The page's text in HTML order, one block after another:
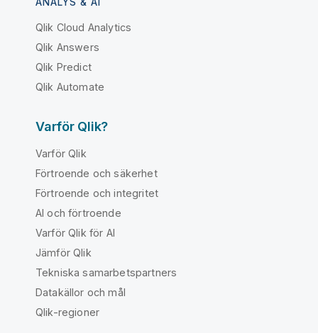
Qlik Cloud Analytics
Qlik Answers
Qlik Predict
Qlik Automate
Varför Qlik?
Varför Qlik
Förtroende och säkerhet
Förtroende och integritet
AI och förtroende
Varför Qlik för AI
Jämför Qlik
Tekniska samarbetspartners
Datakällor och mål
Qlik-regioner